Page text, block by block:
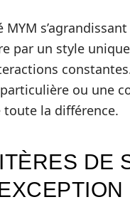
MYM
par un style
ou une
la différence.
DE